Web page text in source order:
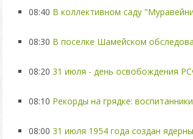
08:40 В коллективном саду
08:30 В поселке Шамейском
08:20 31 июля - день освобождения
08:10 Рекорды на грядке:
08:00 31 июля 1954 года создан